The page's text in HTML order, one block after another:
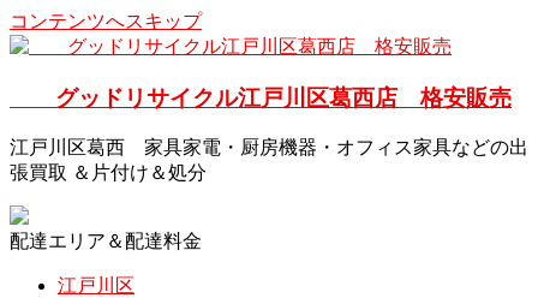
コンテンツへスキップ
グッドリサイクル江戸川区葛西店 格安販売
江戸川区葛西 家具家電・厨房機器・オフィス家具などの出
張買取 ＆片付け＆処分
配達エリア＆配達料金
江戸川区